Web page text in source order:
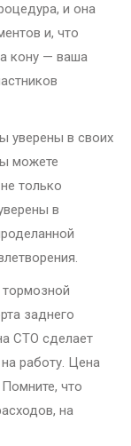
и она
и, что
кону — ваша
уверены в своих
можете
только
в
заднего
СТО сделает
работу. Цена
что
на